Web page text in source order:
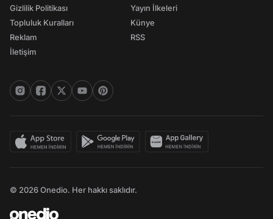
Gizlilik Politikası
Topluluk Kuralları
Reklam
İletişim
Yayın İlkeleri
Künye
RSS
© 2026 Onedio. Her hakkı saklıdır.